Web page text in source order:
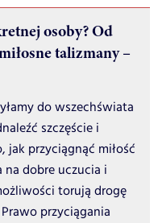
osoby? Od
talizmany –
do wszechświata
szczęście i
jak przyciągnąć miłość
dobre uczucia i
torują drogę
przyciągania